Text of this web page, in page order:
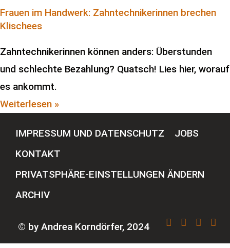
Frauen im Handwerk: Zahntechnikerinnen brechen
Klischees
Zahntechnikerinnen können anders: Überstunden
und schlechte Bezahlung? Quatsch! Lies hier, worauf
es ankommt.
Weiterlesen »
IMPRESSUM UND DATENSCHUTZ
JOBS
KONTAKT
PRIVATSPHÄRE-EINSTELLUNGEN ÄNDERN
ARCHIV
© by Andrea Korndörfer, 2024